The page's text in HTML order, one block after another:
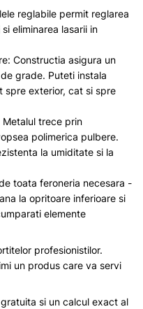
reglabile permit reglarea
eliminarea lasarii in
Constructia asigura un
grade. Puteti instala
spre exterior, cat si spre
trece prin
polimerica pulbere.
la umiditate si la
toata feroneria necesara -
la opritoare inferioare si
elemente
profesionistilor.
un produs care va servi
si un calcul exact al